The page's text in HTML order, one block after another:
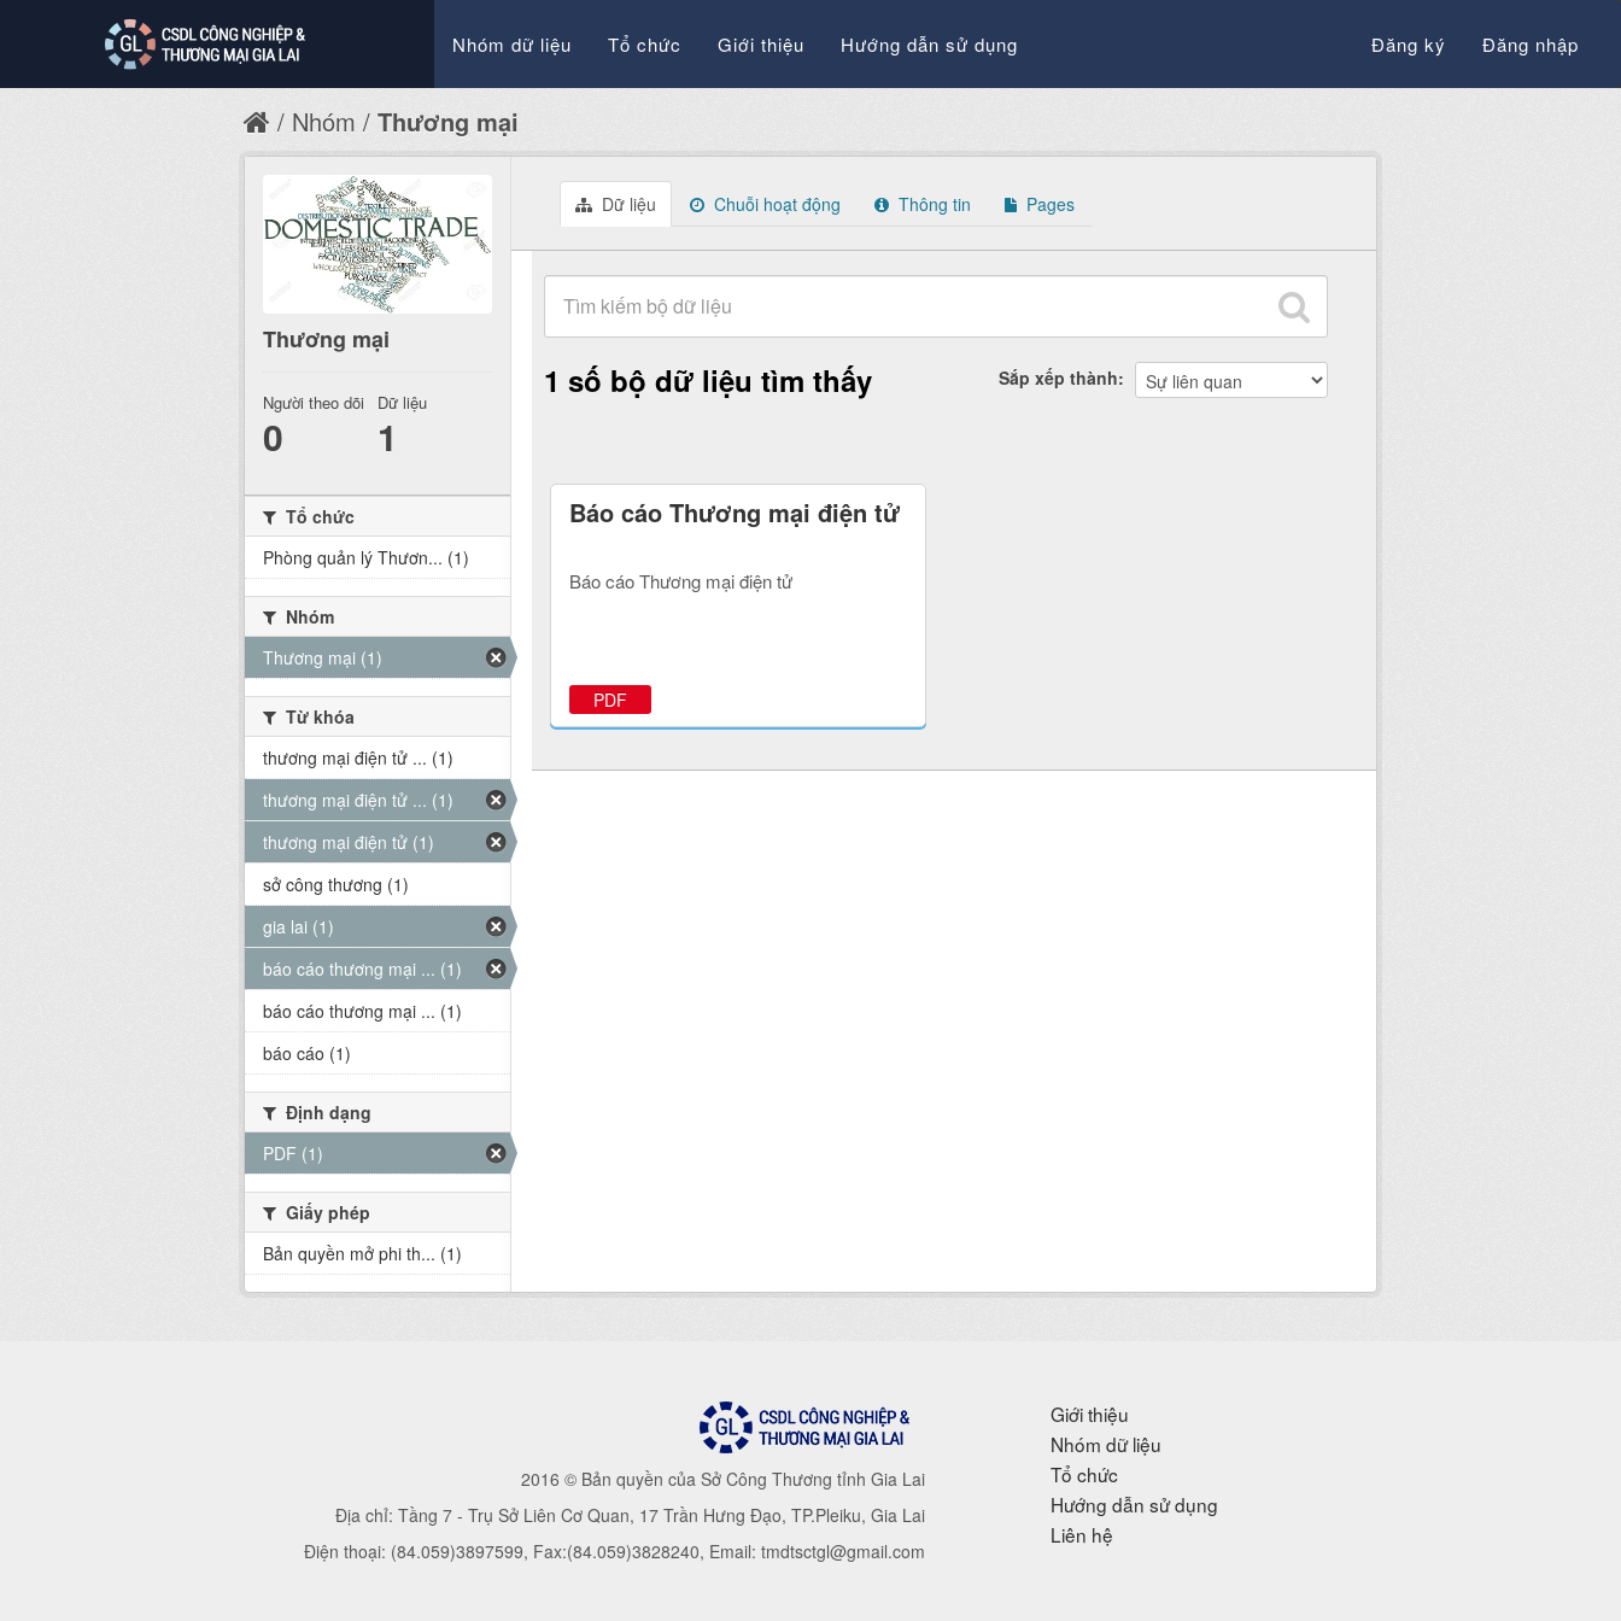
Nhóm dữ liệu Tổ chức Giới thiệu Hướng dẫn sử dụng Đăng ký Đăng nhập
Nhóm Thương mại
Dữ liệu Chuỗi hoạt động Thông tin Pages
Sắp xếp thành
1 số bộ dữ liệu tìm thấy
Báo cáo Thương mại điện tử
Báo cáo Thương mại điện tử
PDF
Thương mại
Người theo dõi
0
Dữ liệu
1
Tổ chức
Phòng quản lý Thươn... (1)
Nhóm
Thương mại (1)
Từ khóa
thương mại điện tử ... (1)
thương mại điện tử ... (1)
thương mại điện tử (1)
sở công thương (1)
gia lai (1)
báo cáo thương mại ... (1)
báo cáo thương mại ... (1)
báo cáo (1)
Định dạng
PDF (1)
Giấy phép
Bản quyền mở phi th... (1)
2016 © Bản quyền của Sở Công Thương tỉnh Gia Lai
Địa chỉ: Tầng 7 - Trụ Sở Liên Cơ Quan, 17 Trần Hưng Đạo, TP.Pleiku, Gia Lai
Điện thoại: (84.059)3897599, Fax:(84.059)3828240, Email: tmdtsctgl@gmail.com
Giới thiệu
Nhóm dữ liệu
Tổ chức
Hướng dẫn sử dụng
Liên hệ